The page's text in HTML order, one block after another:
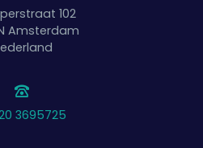
102
Amsterdam
3695725